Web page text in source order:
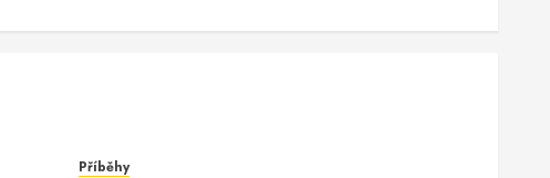
Příběhy